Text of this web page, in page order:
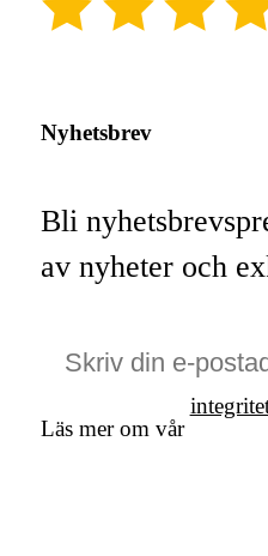
Nyhetsbrev
Bli
av nyheter och
Läs mer om vår